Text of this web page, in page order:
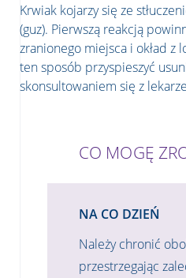
Krwiak kojarzy się ze
(guz). Pierwszą reakcją
zranionego miejsca i okład z
ten sposób przyspieszyć
skonsultowaniem się z
CO MOGĘ
NA CO DZIEŃ
Należy chronić
przestrzegając